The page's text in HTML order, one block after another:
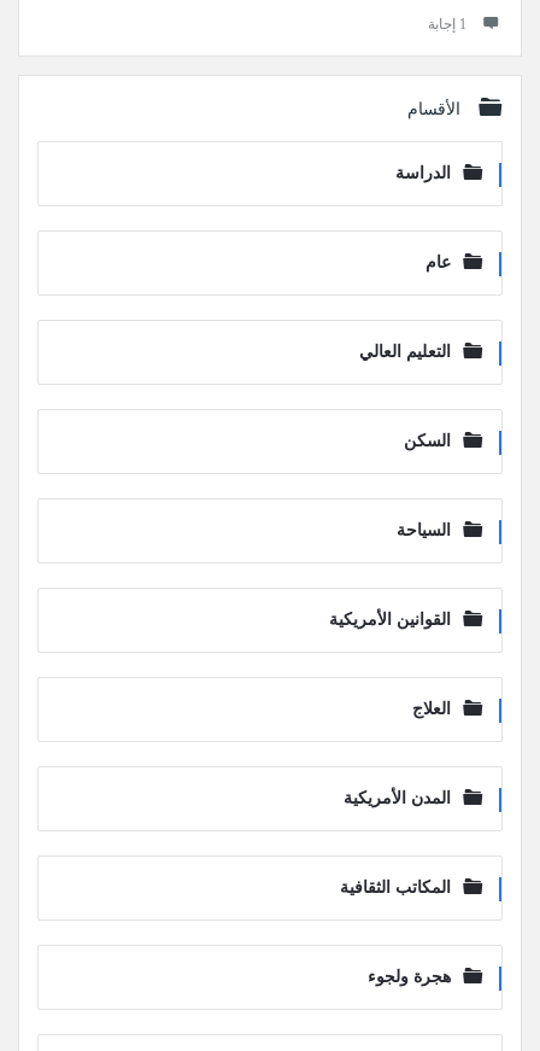
‫1 إجابة
الأقسام
الدراسة
عام
التعليم العالي
السكن
السياحة
القوانين الأمريكية
العلاج
المدن الأمريكية
المكاتب الثقافية
هجرة ولجوء